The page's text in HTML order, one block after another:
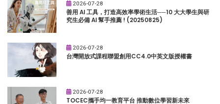
2026-07-28
善用 AI 工具，打造高效率學術生活──10 大大學生與研
究生必備 AI 幫手推薦 ! (20250825)
2026-07-28
台灣開放式課程聯盟創用CC4.0中英文版授權書
2026-07-28
TOCEC攜手均一教育平台 推動數位學習新未來